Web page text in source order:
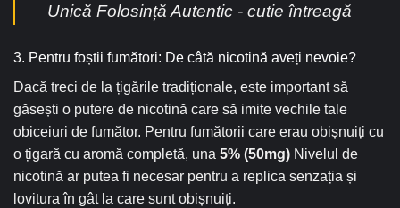
Unică Folosință Autentic - cutie întreagă
3. Pentru foștii fumători: De câtă nicotină aveți nevoie?
Dacă treci de la țigările tradiționale, este important să
găsești o putere de nicotină care să imite vechile tale
obiceiuri de fumător. Pentru fumătorii care erau obișnuiți cu
o țigară cu aromă completă, una 5% (50mg) Nivelul de
nicotină ar putea fi necesar pentru a replica senzația și
lovitura în gât la care sunt obișnuiți.